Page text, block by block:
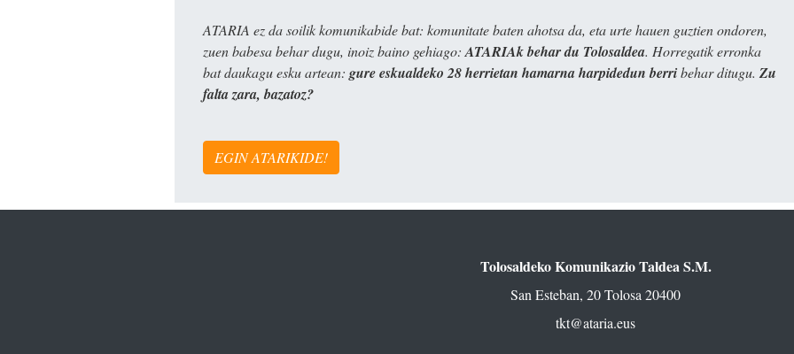
ATARIA ez da soilik komunikabide bat: komunitate baten ahotsa da, eta urte hauen guztien ondoren,
zuen babesa behar dugu, inoiz baino gehiago: ATARIAk behar du Tolosaldea. Horregatik erronka
bat daukagu esku artean: gure eskualdeko 28 herrietan hamarna harpidedun berribehar ditugu. Zu
falta zara, bazatoz?
EGIN ATARIKIDE!
Tolosaldeko Komunikazio Taldea S.M.
San Esteban, 20 Tolosa 20400
tkt@ataria.eus